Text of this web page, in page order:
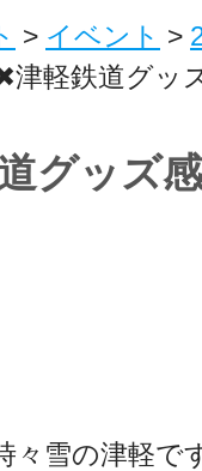
> イベント >
津軽鉄道グ
グッズ
々雪の津軽で